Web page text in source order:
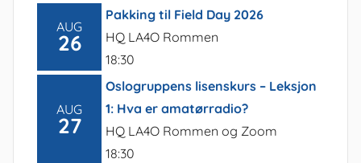
AUG
26
Pakking til Field Day 2026
HQ LA4O Rommen
18:30
AUG
27
Oslogruppens lisenskurs – Leksjon
1: Hva er amatørradio?
HQ LA4O Rommen og Zoom
18:30